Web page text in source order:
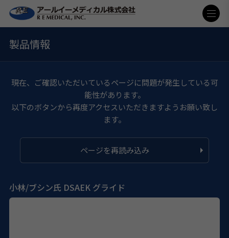
製品情報
現在、ご確認いただいているページに問題が発生している可
能性があります。
以下のボタンから再度アクセスいただきますようお願い致し
ます。
ページを再読み込み
小林/ブシン氏 DSAEK グライド